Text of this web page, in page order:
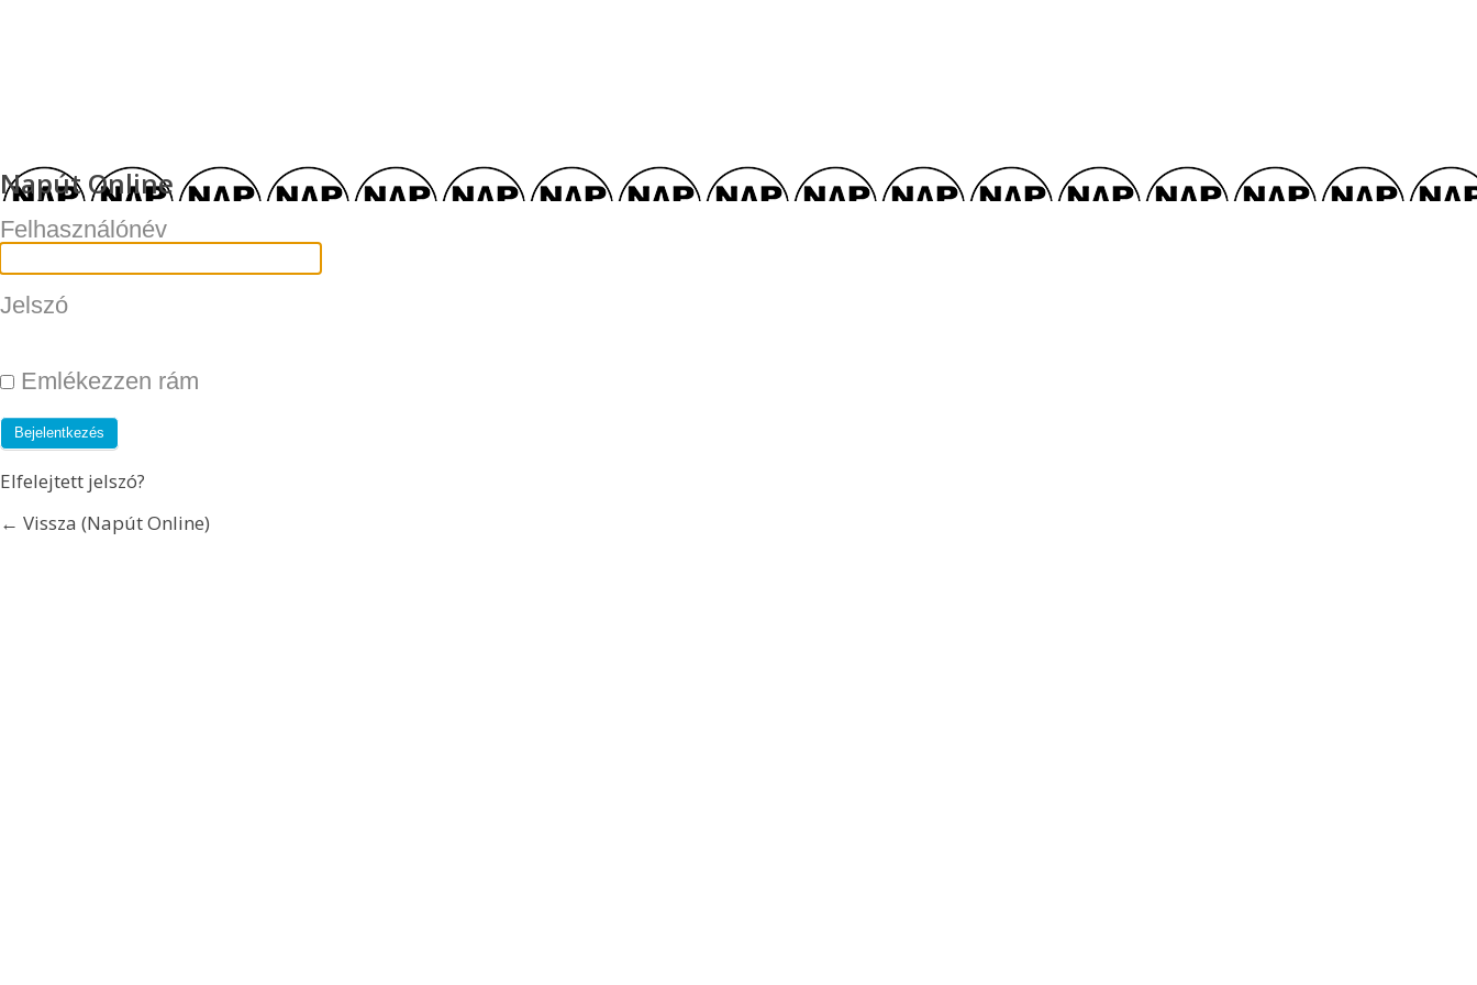
Napút Online
Felhasználónév
Jelszó
Emlékezzen rám
Elfelejtett jelszó?
← Vissza (Napút Online)